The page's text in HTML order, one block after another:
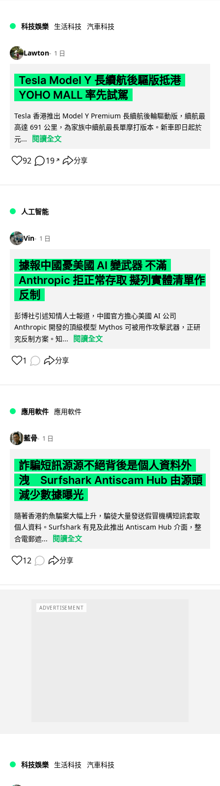
科技娛樂 生活科技 汽車科技
Lawton 1 日
Tesla Model Y 長續航後驅版抵港
YOHO MALL 率先試駕
Tesla 香港推出 Model Y Premium 長續航後輪驅動版，續航最
高達 691 公里，為家族中續航最長單摩打版本。新車即日起於
元...
閱讀全文
92 19 ↗ 分享
人工智能
Vin 1 日
據報中國憂美國 AI 變武器 不滿
Anthropic 拒正常存取 擬列實體清單作
反制
彭博社引述知情人士報道，中國官方擔心美國 AI 公司
Anthropic 開發的頂級模型 Mythos 可被用作攻擊武器，正研
究反制方案。知...
閱讀全文
1 分享
應用軟件 應用軟件
藍骨 1 日
詐騙短訊源源不絕背後是個人資料外
洩 Surfshark Antiscam Hub 由源頭
減少數據曝光
隨著香港釣魚騙案大幅上升，騙徒大量發送假冒機構短訊套取
個人資料。Surfshark 有見及此推出 Antiscam Hub 介面，整
合電郵遮...
閱讀全文
12 分享
ADVERTISEMENT
科技娛樂 生活科技 汽車科技